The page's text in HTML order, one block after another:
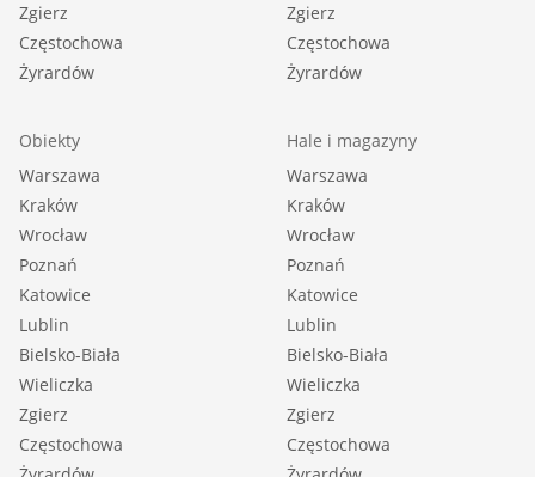
Zgierz
Częstochowa
Żyrardów
Zgierz
Częstochowa
Żyrardów
Obiekty
Warszawa
Kraków
Wrocław
Poznań
Katowice
Lublin
Bielsko-Biała
Wieliczka
Zgierz
Częstochowa
Hale i magazyny
Warszawa
Kraków
Wrocław
Poznań
Katowice
Lublin
Bielsko-Biała
Wieliczka
Zgierz
Częstochowa